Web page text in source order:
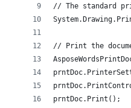
// The standard
// Print the